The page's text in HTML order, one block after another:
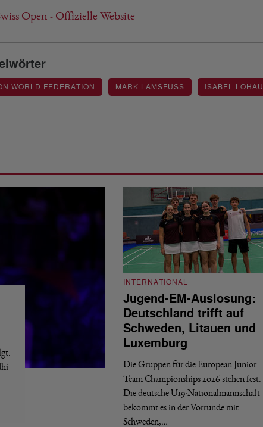
Open - Offizielle Website
WORLD FEDERATION MARK LAMSFUSS ISABEL LOHAU
INTERNATIONAL
Jugend-EM-Auslosung:
Deutschland trifft auf
Schweden, Litauen und
Luxemburg
Die Gruppen für die European Junior
Team Championships 2026 stehen fest.
Die deutsche U19-Nationalmannschaft
bekommt es in der Vorrunde mit
Schweden,…